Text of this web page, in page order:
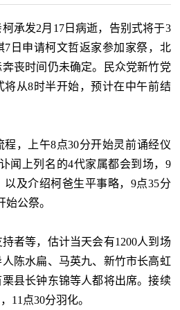
承发2月17日病逝，告别式将于3
7日申请柯文哲返家参加家祭，北
丧时间仍未确定。民众党新竹党
从8时半开始，预计在中午前结
程，上午8点30分开始灵前诵经仪
闻上列名的4代家属都会到场，9
以及介绍柯爸生平事略，9点35分
公祭。
者等，估计当天会有1200人到场
陈水扁、马英九、新竹市长高虹
县长钟东锦等人都将出席。接续
11点30分羽化。